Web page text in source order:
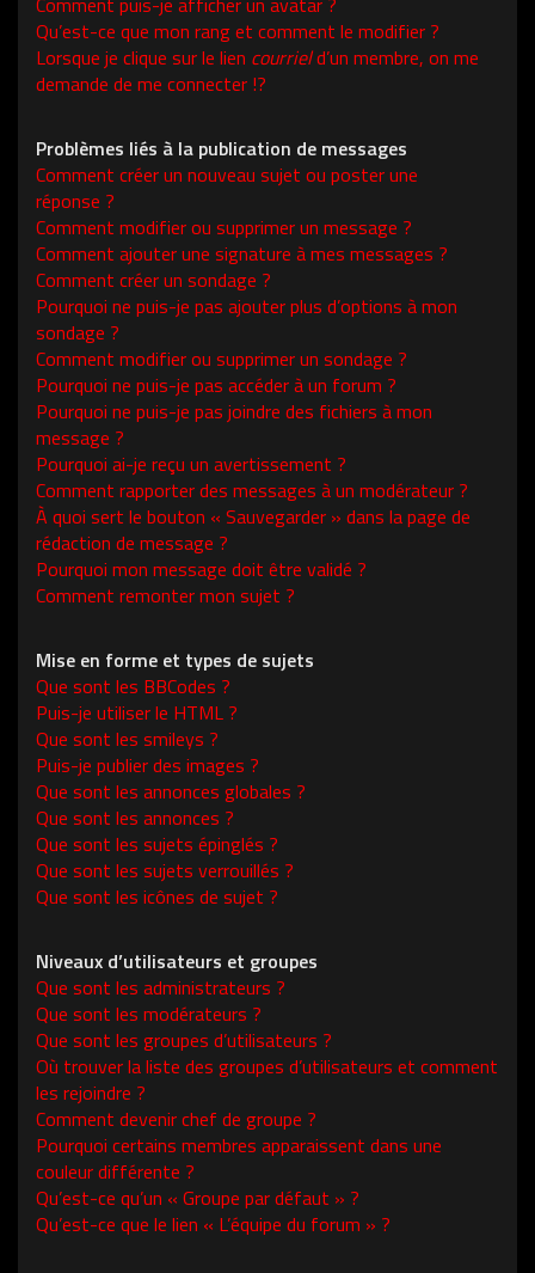
Qu’est-ce que mon rang et comment le modifier ?
Lorsque je clique sur le lien courrield’un membre, on me
demande de me connecter !?
Problèmes liés à la publication de messages
Comment créer un nouveau sujet ou poster une
réponse ?
Comment modifier ou supprimer un message ?
Comment ajouter une signature à mes messages ?
Comment créer un sondage ?
Pourquoi ne puis-je pas ajouter plus d’options à mon
sondage ?
Comment modifier ou supprimer un sondage ?
Pourquoi ne puis-je pas accéder à un forum ?
Pourquoi ne puis-je pas joindre des fichiers à mon
message ?
Pourquoi ai-je reçu un avertissement ?
Comment rapporter des messages à un modérateur ?
À quoi sert le bouton « Sauvegarder » dans la page de
rédaction de message ?
Pourquoi mon message doit être validé ?
Comment remonter mon sujet ?
Mise en forme et types de sujets
Que sont les BBCodes ?
Puis-je utiliser le HTML ?
Que sont les smileys ?
Puis-je publier des images ?
Que sont les annonces globales ?
Que sont les annonces ?
Que sont les sujets épinglés ?
Que sont les sujets verrouillés ?
Que sont les icônes de sujet ?
Niveaux d’utilisateurs et groupes
Que sont les administrateurs ?
Que sont les modérateurs ?
Que sont les groupes d’utilisateurs ?
Où trouver la liste des groupes d’utilisateurs et comment
les rejoindre ?
Comment devenir chef de groupe ?
Pourquoi certains membres apparaissent dans une
couleur différente ?
Qu’est-ce qu’un « Groupe par défaut » ?
Qu’est-ce que le lien « L’équipe du forum » ?